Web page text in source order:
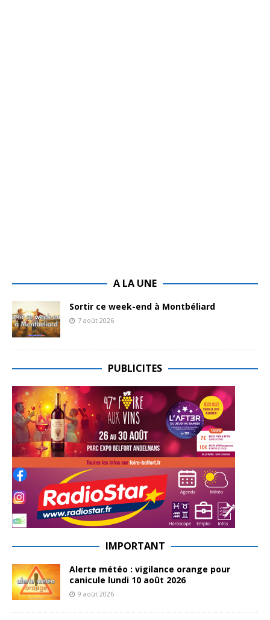
A LA UNE
Sortir ce week-end à Montbéliard
7 août 2026
PUBLICITES
IMPORTANT
Alerte météo : vigilance orange pour
canicule lundi 10 août 2026
9 août 2026